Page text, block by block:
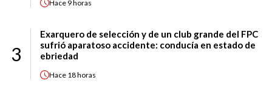
Hace 9 horas
3
Exarquero de selección y de un club grande del FPC
sufrió aparatoso accidente: conducía en estado de
ebriedad
Hace 18 horas